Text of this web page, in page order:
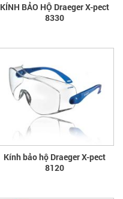
KÍNH BẢO HỘ Draeger X-pect
8330
Kính bảo hộ Draeger X-pect
8120